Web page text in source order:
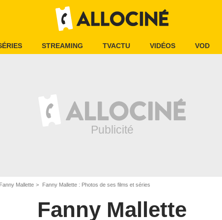
STREAMING TVACTU VIDÉOS VOD
Fanny Mallette Fanny Mallette : Photos de ses films et séries
Fanny Mallette